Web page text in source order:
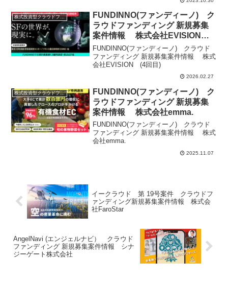
株式投資型クラウドファンディング
FUNDINNO(ファンディーノ) ク
ラウドファンディング 新規募集
案件情報 株式会社EVISION (4
回目)
FUNDINNO(ファンディーノ) クラウド
ファンディング 新規募集案件情報 株式
会社EVISION (4回目)
2026.02.27
株式投資型クラウドファンディング
FUNDINNO(ファンディーノ) ク
ラウドファンディング 新規募集
案件情報 株式会社emma.
FUNDINNO(ファンディーノ) クラウド
ファンディング 新規募集案件情報 株式
会社emma.
2025.11.07
イークラウド 第 19号案件 クラウドフ
ァンディング新規募集案件情報 株式会
社FaroStar
AngelNavi (エンジェルナビ） クラウド
ファンディング 新規募集案件情報 シナ
ジーゲート株式会社